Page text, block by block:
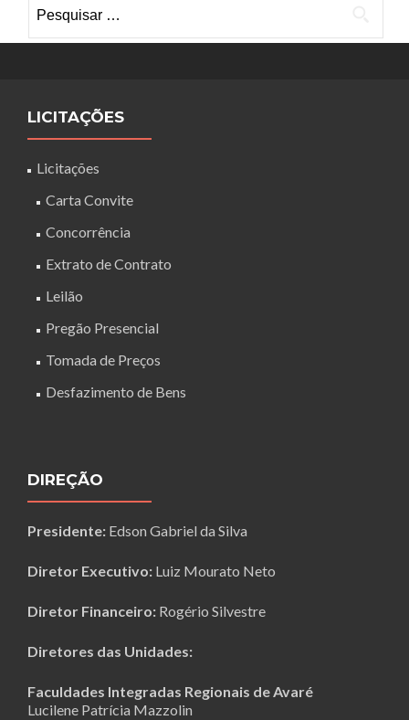
por:
LICITAÇÕES
Licitações
Carta Convite
Concorrência
Extrato de Contrato
Leilão
Pregão Presencial
Tomada de Preços
Desfazimento de Bens
DIREÇÃO
Presidente: Edson Gabriel da Silva
Diretor Executivo: Luiz Mourato Neto
Diretor Financeiro: Rogério Silvestre
Diretores das Unidades:
Faculdades Integradas Regionais de Avaré
Lucilene Patrícia Mazzolin